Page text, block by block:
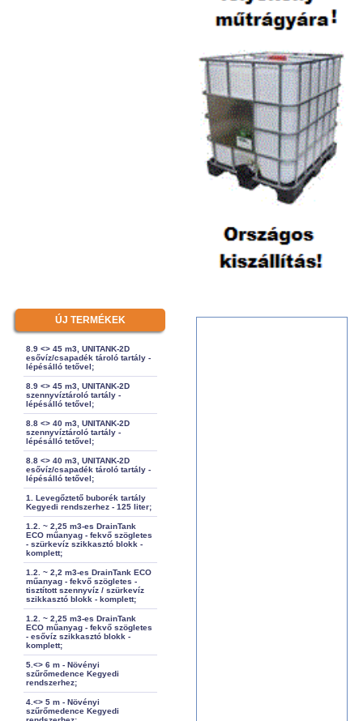
ÚJ TERMÉKEK
8.9 <> 45 m3, UNITANK-2D
esővíz/csapadék tároló tartály -
lépésálló tetővel;
8.9 <> 45 m3, UNITANK-2D
szennyvíztároló tartály -
lépésálló tetővel;
8.8 <> 40 m3, UNITANK-2D
szennyvíztároló tartály -
lépésálló tetővel;
8.8 <> 40 m3, UNITANK-2D
esővíz/csapadék tároló tartály -
lépésálló tetővel;
1. Levegőztető buborék tartály
Kegyedi rendszerhez - 125 liter;
1.2. ~ 2,25 m3-es DrainTank
ECO műanyag - fekvő szögletes
- szürkevíz szikkasztó blokk -
komplett;
1.2. ~ 2,2 m3-es DrainTank ECO
műanyag - fekvő szögletes -
tisztított szennyvíz / szürkevíz
szikkasztó blokk - komplett;
1.2. ~ 2,25 m3-es DrainTank
ECO műanyag - fekvő szögletes
- esővíz szikkasztó blokk -
komplett;
5.<> 6 m - Növényi
szűrőmedence Kegyedi
rendszerhez;
4.<> 5 m - Növényi
szűrőmedence Kegyedi